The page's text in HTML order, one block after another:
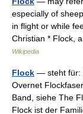
especially of
in flight or while
Christian * Flock,
Wikipedia
Flock — steht für:
Overnet
Band, siehe The
Flock ist der